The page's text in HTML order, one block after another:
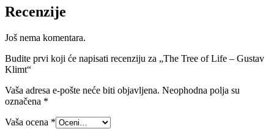
Recenzije
Još nema komentara.
Budite prvi koji će napisati recenziju za „The Tree of Life – Gustav
Klimt“
Vaša adresa e-pošte neće biti objavljena. Neophodna polja su
označena *
Vaša ocena *